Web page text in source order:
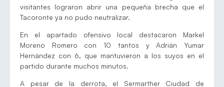
visitantes lograron abrir una pequeña brecha que el
Tacoronte ya no pudo neutralizar.
En el apartado ofensivo local destacaron Markel
Moreno Romero con 10 tantos y Adrián Yumar
Hernández con 6, que mantuvieron a los suyos en el
partido durante muchos minutos.
A pesar de la derrota, el Sermarther Ciudad de